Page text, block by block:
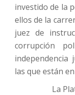
investido de la
ellos de la
juez de
corrupción
independencia
las que están
La